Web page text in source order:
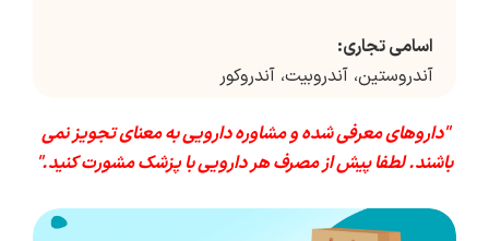
اسامی تجاری:
آندروستین، آندروبیت، آندروکور
"داروهای معرفی شده و مشاوره دارویی به معنای تجویز نمی
باشند. لطفا پیش از مصرف هر دارویی با پزشک مشورت کنید."